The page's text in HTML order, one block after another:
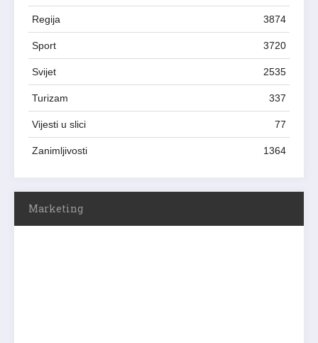
Regija 3874
Sport 3720
Svijet 2535
Turizam 337
Vijesti u slici 77
Zanimljivosti 1364
Marketing